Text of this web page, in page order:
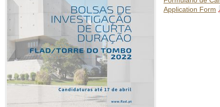
Application Form